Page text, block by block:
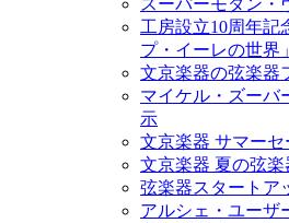
スーパーモダン
工房設立10周年記
プ・イーレの世界」
文京楽器の弦楽器
マイケル・ズーバ
示
文京楽器 サマーセ
文京楽器 夏の弦楽
弦楽器スタートア
アルシェ・ユー